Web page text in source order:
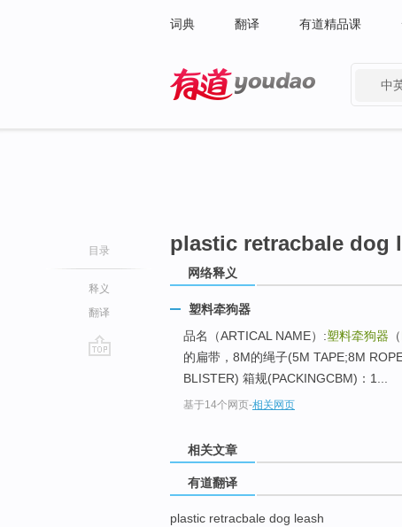
词典 翻译 有道精品课
中
目录
释义
翻译
plastic retracbale dog
网络释义
塑料牵狗器
品名（ARTICAL NAME）:塑料牵狗器 （
的扁带，8M的绳子(5M TAPE;8M
BLISTER) 箱规(PACKINGCBM)：1...
基于14个网页-相关网页
相关文章
有道翻译
plastic retracbale dog leash